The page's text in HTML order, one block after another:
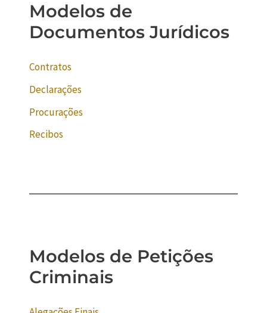
Modelos de
Documentos Jurídicos
Contratos
Declarações
Procurações
Recibos
Modelos de Petições
Criminais